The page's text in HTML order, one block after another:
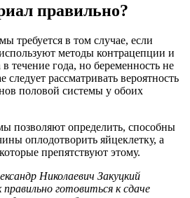
правильно?
требуется в том случае, если
методы контрацепции и
течение года, но беременность не
следует рассматривать вероятность
половой системы у обоих
позволяют определить, способны
оплодотворить яйцеклетку, а
препятствуют этому.
Николаевич Закуцкий
готовиться к сдаче